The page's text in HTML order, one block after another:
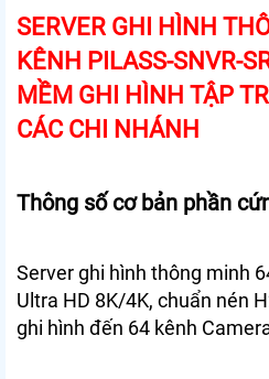
SERVER GHI HÌNH
KÊNH PILASS-SNVR-
MỀM GHI HÌNH TẬP
CÁC CHI NHÁNH
Thông số cơ bản phần
Server ghi hình thông minh
Ultra HD 8K/4K, chuẩn nén
ghi hình đến 64 kênh